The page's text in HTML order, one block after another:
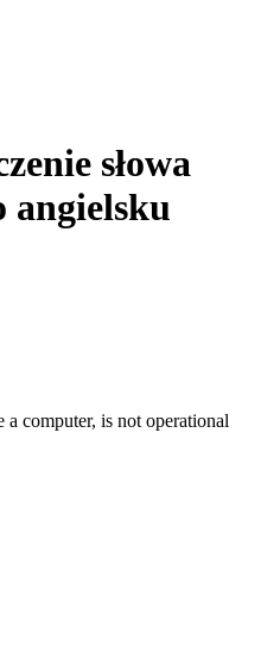
słowa
angielsku
computer, is not operational